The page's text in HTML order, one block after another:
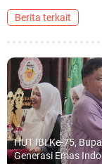
Berita terkait
HUT IBI Ke-75,
Generasi Emas